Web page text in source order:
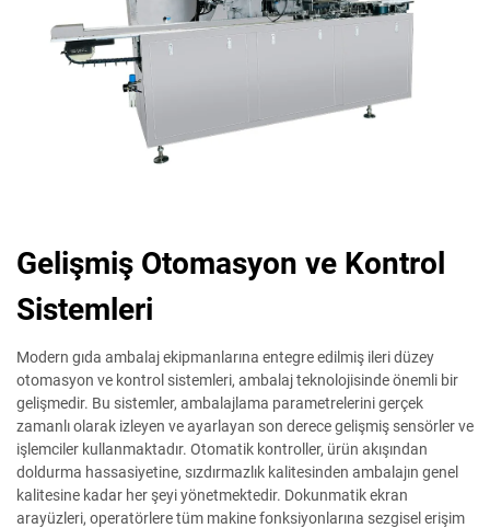
Gelişmiş Otomasyon ve Kontrol
Sistemleri
Modern gıda ambalaj ekipmanlarına entegre edilmiş ileri düzey
otomasyon ve kontrol sistemleri, ambalaj teknolojisinde önemli bir
gelişmedir. Bu sistemler, ambalajlama parametrelerini gerçek
zamanlı olarak izleyen ve ayarlayan son derece gelişmiş sensörler ve
işlemciler kullanmaktadır. Otomatik kontroller, ürün akışından
doldurma hassasiyetine, sızdırmazlık kalitesinden ambalajın genel
kalitesine kadar her şeyi yönetmektedir. Dokunmatik ekran
arayüzleri, operatörlere tüm makine fonksiyonlarına sezgisel erişim